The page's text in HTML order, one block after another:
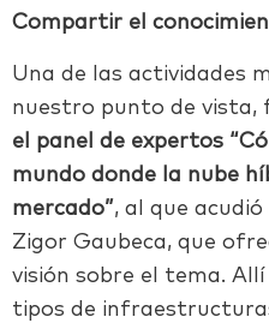
Compartir el
Una de las actividades
nuestro punto de vista,
el panel de expertos
mundo donde la nube
mercado”, al que
Zigor Gaubeca, que
visión sobre el tema.
tipos de